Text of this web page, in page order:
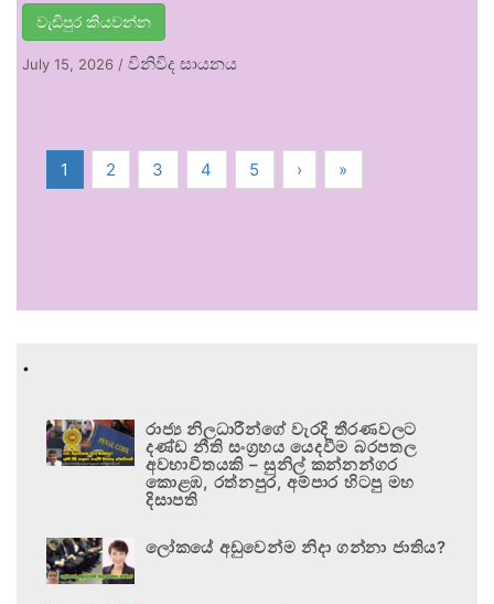
වැඩිපුර කියවන්න
July 15, 2026 / විනිවිද සායනය
1 2 3 4 5 › »
.
රාජ්‍ය නිලධාරීන්ගේ වැරදි තීරණවලට
දණ්ඩ නීති සංග්‍රහය යෙදවීම බරපතල
අවභාවිතයකි – සුනිල් කන්නන්ගර
කොළඹ, රත්නපුර, අම්පාර හිටපු මහ
දිසාපති
ලෝකයේ අඩුවෙන්ම නිදා ගන්නා ජාතිය?